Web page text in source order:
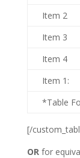
Item 2
Item 3
Item 4
Item 1:
*Table
[/
ORfor